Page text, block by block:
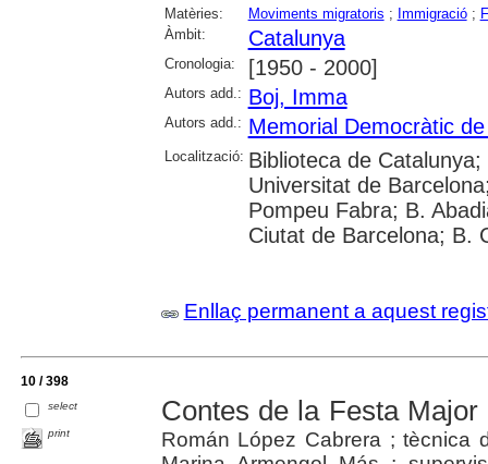
Matèries: Moviments migratoris ; Immigració;
Àmbit:
Catalunya
Cronologia: [1950 - 2000]
Autors add.: Boj, Imma
Autors add.: Memorial Democràtic
Localització: Biblioteca de
Universitat de
Pompeu Fabra; B.
Ciutat de Barcelona; B.
Enllaç permanent a aquest
10 / 398
select
print
Contes de la Festa
Román López Cabrera ; tècnica